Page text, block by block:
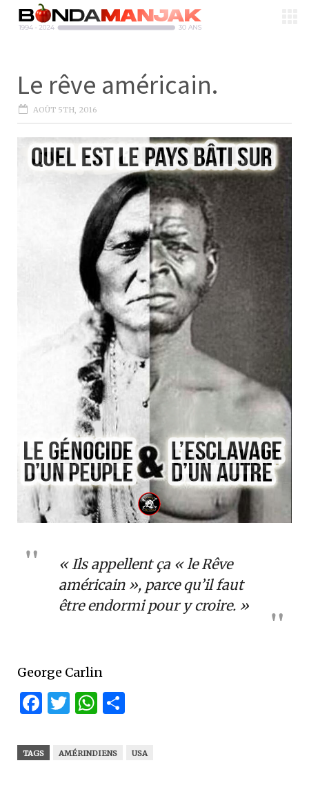
Le rêve américain.
AOÛT 5TH, 2016
« Ils appellent ça « le Rêve
américain », parce qu’il faut
être endormi pour y croire. »
George Carlin
Facebook
Twitter
WhatsApp
TAGS AMÉRINDIENS USA